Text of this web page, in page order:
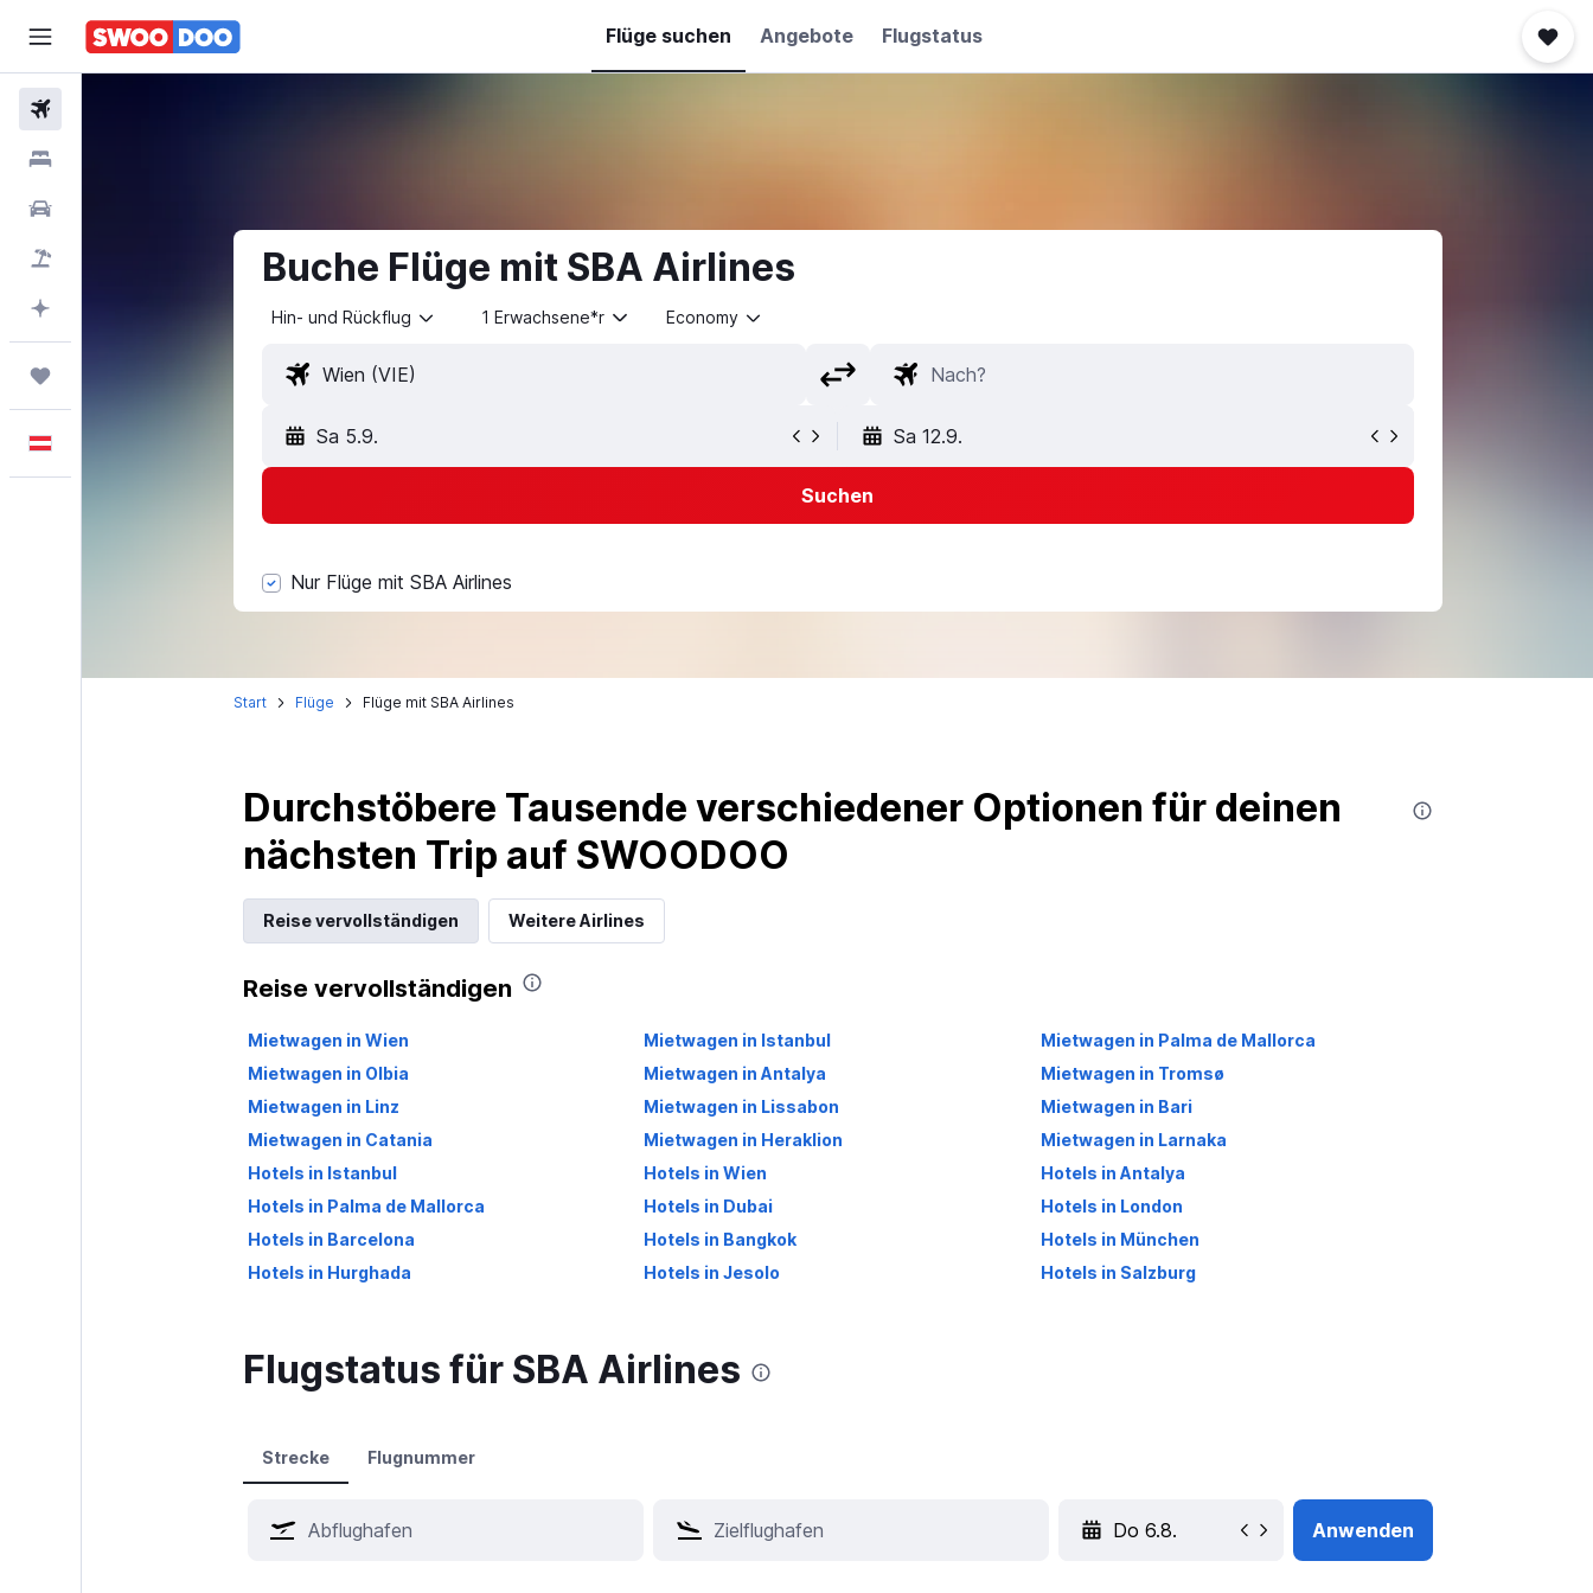
Flüge suchen Angebote Flugstatus
Buche Flüge mit SBA Airlines
Hin- und Rückflug 1 Erwachsene*r Economy
Sa 5.9. Sa 12.9.
Suchen
Nur Flüge mit SBA Airlines
Start Flüge Flüge mit SBA Airlines
Durchstöbere Tausende verschiedener Optionen für deinen
nächsten Trip auf SWOODOO
Reise vervollständigen Weitere Airlines
Reise vervollständigen
Mietwagen in Wien Mietwagen in Istanbul
Mietwagen in Palma de Mallorca
Mietwagen in Olbia
Mietwagen in Antalya
Mietwagen in Tromsø
Mietwagen in Linz
Mietwagen in Lissabon
Mietwagen in Bari
Mietwagen in Catania
Mietwagen in Heraklion
Mietwagen in Larnaka
Hotels in Istanbul
Hotels in Wien
Hotels in Antalya
Hotels in Palma de Mallorca
Hotels in Dubai
Hotels in London
Hotels in Barcelona
Hotels in Bangkok
Hotels in München
Hotels in Hurghada
Hotels in Jesolo Hotels in Salzburg
Flugstatus für SBA Airlines
Strecke Flugnummer
Anwenden